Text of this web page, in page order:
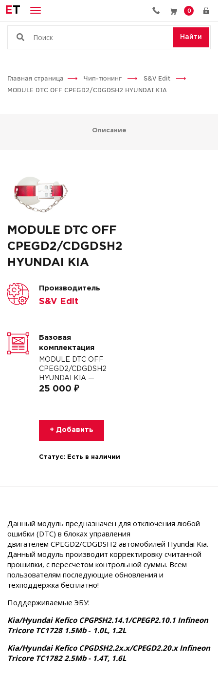
ET 0
Найти
Главная страница Чип-тюнинг
S&V Edit
MODULE DTC OFF CPEGD2/CDGDSH2 HYUNDAI KIA
Описание
MODULE DTC OFF
CPEGD2/CDGDSH2
HYUNDAI KIA
Производитель
S&V Edit
Базовая
комплектация
MODULE DTC OFF
CPEGD2/CDGDSH2
HYUNDAI KIA —
25 000 ₽
+ Добавить
Статус: Есть в наличии
Данный модуль предназначен для отключения любой
ошибки (DTC) в блоках управления
двигателем CPEGD2/CDGDSH2 автомобилей Hyundai Kia.
Данный модуль производит корректировку считанной
прошивки, c пересчетом контрольной суммы. Всем
пользователям последующие обновления и
техподдержка бесплатно!
Поддерживаемые ЭБУ:
Kia/Hyundai Kefico CPGPSH2.14.1/CPEGP2.10.1 Infineon
Tricore TC1728 1.5Mb- 1.0L, 1.2L
Kia/Hyundai Kefico CPGDSH2.2x.x/CPEGD2.20.x Infineon
Tricore TC1782 2.5Mb - 1.4T, 1.6L